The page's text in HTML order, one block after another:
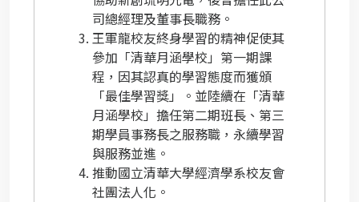
司總經理及董事長職務。
王軍龍校友終身學習的精神促使其
參加「清華月涵學校」第一期課
程，因其認真的學習態度而獲頒
「最佳學習獎」。並陸續在「清華
月涵學校」擔任第二期班長、第三
期學員事務長之服務職，永續學習
與服務並進。
推動國立清華大學經濟學系校友會
社團法人化。